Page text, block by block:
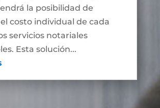
la posibilidad de
costo individual de cada
servicios notariales
Esta solución...